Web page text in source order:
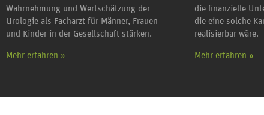
Wahrnehmung und Wertschätzung der
Urologie als Facharzt für Männer, Frauen
und Kinder in der Gesellschaft stärken.
Mehr erfahren »
die finanzielle
die eine solche
realisierbar wäre.
Mehr erfahren »